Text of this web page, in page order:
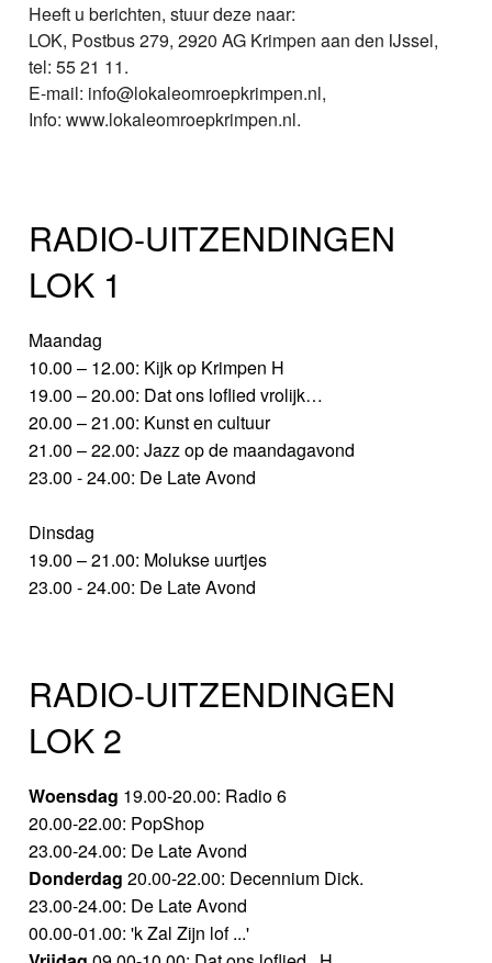
Heeft u berichten, stuur deze naar:
LOK, Postbus 279, 2920 AG Krimpen aan den IJssel,
tel: 55 21 11.
E-mail: info@lokaleomroepkrimpen.nl,
Info: www.lokaleomroepkrimpen.nl.
RADIO-UITZENDINGEN
LOK 1
Maandag
10.00 – 12.00: Kijk op Krimpen H
19.00 – 20.00: Dat ons loflied vrolijk…
20.00 – 21.00: Kunst en cultuur
21.00 – 22.00: Jazz op de maandagavond
23.00 - 24.00: De Late Avond
Dinsdag
19.00 – 21.00: Molukse uurtjes
23.00 - 24.00: De Late Avond
RADIO-UITZENDINGEN
LOK 2
Woensdag 19.00-20.00: Radio 6
20.00-22.00: PopShop
23.00-24.00: De Late Avond
Donderdag 20.00-22.00: Decennium Dick.
23.00-24.00: De Late Avond
00.00-01.00: 'k Zal Zijn lof ...'